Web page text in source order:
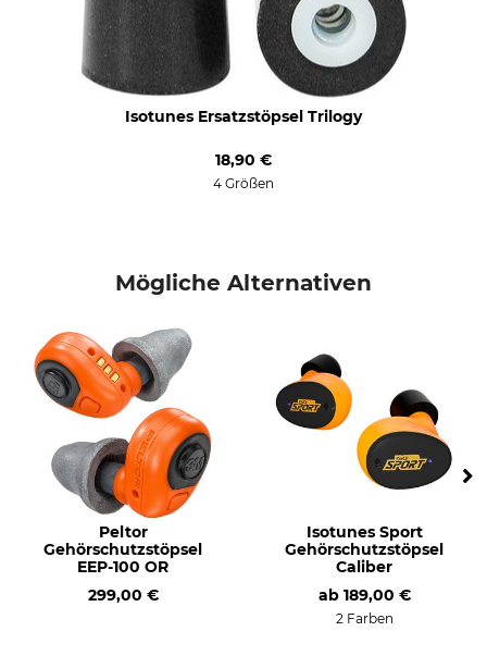
Isotunes Ersatzstöpsel Trilogy
18,90 €
4 Größen
Mögliche Alternativen
Peltor
Gehörschutzstöpsel
EEP-100 OR
299,00 €
Isotunes Sport
Gehörschutzstöpsel
Caliber
ab 189,00 €
2 Farben